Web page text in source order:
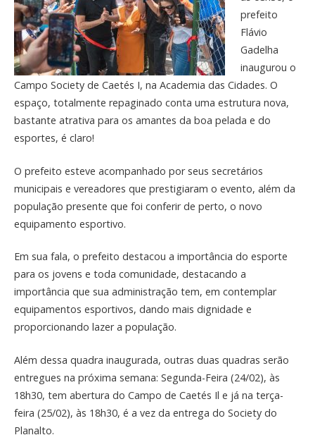
prefeito
Flávio
Gadelha
inaugurou o
Campo Society de Caetés I, na Academia das Cidades. O
espaço, totalmente repaginado conta uma estrutura nova,
bastante atrativa para os amantes da boa pelada e do
esportes, é claro!
O prefeito esteve acompanhado por seus secretários
municipais e vereadores que prestigiaram o evento, além da
população presente que foi conferir de perto, o novo
equipamento esportivo.
Em sua fala, o prefeito destacou a importância do esporte
para os jovens e toda comunidade, destacando a
importância que sua administração tem, em contemplar
equipamentos esportivos, dando mais dignidade e
proporcionando lazer a população.
Além dessa quadra inaugurada, outras duas quadras serão
entregues na próxima semana: Segunda-Feira (24/02), às
18h30, tem abertura do Campo de Caetés Il e já na terça-
feira (25/02), às 18h30, é a vez da entrega do Society do
Planalto.